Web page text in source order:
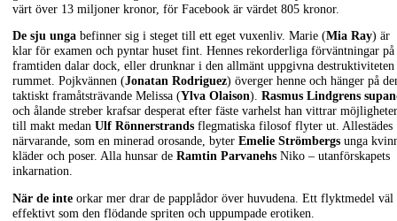
värt över 13 miljoner kronor, för Facebook är värdet 805 kronor.
De sju unga befinner sig i steget till ett eget vuxenliv. Marie (Mia Ray) är
klar för examen och pyntar huset fint. Hennes rekorderliga förväntningar på
framtiden dalar dock, eller drunknar i den allmänt uppgivna
rummet. Pojkvännen (Jonatan Rodriguez) överger henne och hänger på
taktiskt framåtsträvande Melissa (Ylva Olaison). Rasmus Lindgrens
och ålande streber krafsar desperat efter fäste varhelst han vittrar möjligheter
till makt medan Ulf Rönnerstrands flegmatiska filosof flyter ut. Allestädes
närvarande, som en minerad orosande, byter Emelie Strömbergs unga
kläder och poser. Alla hunsar de Ramtin Parvanehs Niko – utanförskapets
inkarnation.
När de inte orkar mer drar de papplådor över huvudena. Ett flyktmedel väl
effektivt som den flödande spriten och uppumpade erotiken.